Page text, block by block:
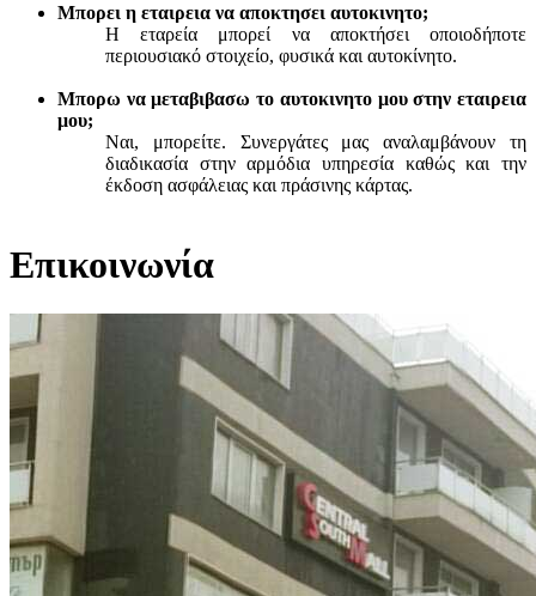
Μπορει η εταιρεια να αποκτησει αυτοκινητο;
Η εταρεία μπορεί να αποκτήσει οποιοδήποτε
περιουσιακό στοιχείο, φυσικά και αυτοκίνητο.
Μπορω να μεταβιβασω το αυτοκινητο μου στην εταιρεια
μου;
Ναι, μπορείτε. Συνεργάτες μας αναλαμβάνουν τη
διαδικασία στην αρμόδια υπηρεσία καθώς και την
έκδοση ασφάλειας και πράσινης κάρτας.
Επικοινωνία